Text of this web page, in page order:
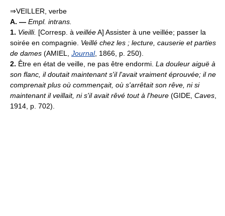
⇒VEILLER, verbe
A. — Empl. intrans.
1. Vieilli. [Corresp. à veilléeA] Assister à une veillée; passer la
soirée en compagnie. Veillé chez les ; lecture, causerie et parties
de dames (AMIEL, Journal, 1866, p. 250).
2. Être en état de veille, ne pas être endormi. La douleur aiguë à
son flanc, il doutait maintenant s'il l'avait vraiment éprouvée; il ne
comprenait plus où commençait, où s'arrêtait son rêve, ni si
maintenant il veillait, ni s'il avait rêvé tout à l'heure (GIDE, Caves,
1914, p. 702).